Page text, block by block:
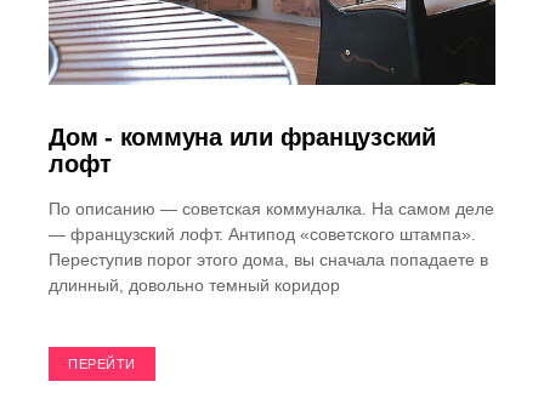
Дом - коммуна или французский
лофт
По описанию — советская коммуналка. На самом деле
— французский лофт. Антипод «советского штампа».
Переступив порог этого дома, вы сначала попадаете в
длинный, довольно темный коридор
ПЕРЕЙТИ